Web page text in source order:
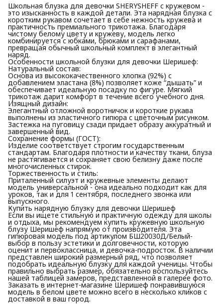
Школьная блузка для девочки SHERYSHEFF с кружевом -
это изысканность в каждой детали. Эта нарядная блузка с
коротким рукавом сочетает в себе нежность кружева и
практичность премиального трикотажа. Благодаря
чистому белому цвету и кружеву, модель легко
комбинируется с юбками, брюками и сарафанами,
превращая обычный школьный комплект в элегантный
наряд.
Особенности школьной блузки для девочки Шеришеф:
Натуральный состав:
Основа из высококачественного хлопка (92%) с
добавлением эластана (8%) позволяет коже “дышать” и
обеспечивает идеальную посадку по фигуре. Мягкий
трикотаж дарит комфорт в течение всего учебного дня.
Изящный дизайн:
Элегантный отложной воротничок и короткие рукава
выполнены из эластичного гипюра с цветочным рисунком.
Застежка на пуговицу сзади придает образу аккуратный и
завершенный вид.
Сохранение формы (ГОСТ):
Изделие соответствует строгим государственным
стандартам. Благодаря плотности и качеству ткани, блуза
не растягивается и сохраняет свою белизну даже после
многочисленных стирок.
Торжественность и стиль:
Приталенный силуэт и кружевные элементы делают
модель универсальной - она идеально подходит как для
уроков, так и для 1 сентября, последнего звонка или
выпускного.
Купить нарядную блузку для девочки Шеришеф
Если вы ищете стильную и практичную одежду для школы
и отдыха, мы рекомендуем купить кружевную школьную
блузу Шеришеф напрямую от производителя. Эта
гипюровая модель под артикулом БШ20030Д/Белый-
выбор в пользу эстетики и долговечности, которую
оценит и первоклассница, и девочка-подросток. В наличии
представлен широкий размерный ряд, что позволяет
подобрать идеальную блузку для каждой ученицы. Чтобы
правильно выбрать размер, обязательно воспользуйтесь
нашей таблицей замеров, представленной в галерее фото.
Заказать в интернет-магазине Шеришеф понравившуюся
модель в белом цвете можно всего в несколько кликов с
доставкой в ваш город.